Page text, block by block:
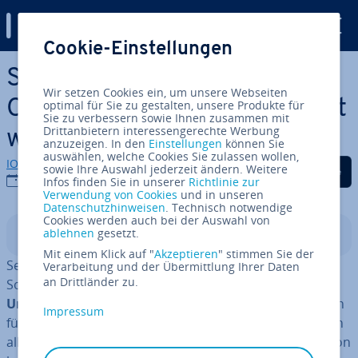
Zum Haupt­in­halt springen
Social-Credit-System in
China: Be­wer­tungs­sys­tem mit
weit­rei­chen­den Folgen
IONOS Redaktion
12.03.2021
Auf Facebook teilen
Auf Twitter teilen
Auf LinkedIn
In­halts­ver­zeich­nis
Seit 2014 laufen die Vor­be­rei­tun­gen für ein staat­li­ches
Social-Credit-System in China, das für alle
Un­ter­neh­men ver­pflich­tend
sein soll. Die ur­sprüng­lich
für 2020 an­ge­kün­dig­te lan­des­wei­te Ein­füh­rung wird sich
aller Vor­aus­sicht nach verzögern. Dennoch stehen schon
Cookie-Einstellungen
Wir setzen Cookies ein, um unsere Webseiten
optimal für Sie zu gestalten, unsere Produkte für
Sie zu verbessern sowie Ihnen zusammen mit
Drittanbietern interessengerechte Werbung
anzuzeigen. In den Einstellungen können Sie
auswählen, welche Cookies Sie zulassen wollen,
sowie Ihre Auswahl jederzeit ändern. Weitere
Infos finden Sie in unserer Richtlinie zur
Verwendung von Cookies und in unseren
Datenschutzhinweisen. Technisch notwendige
Cookies werden auch bei der Auswahl von
ablehnen gesetzt.
Mit einem Klick auf "Akzeptieren" stimmen Sie der
Verarbeitung und der Übermittlung Ihrer Daten
an Drittländer zu.
Impressum